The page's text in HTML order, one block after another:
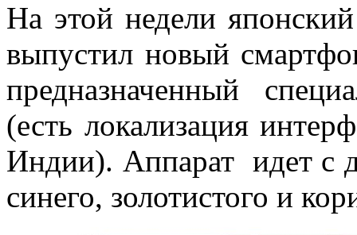
На этой недели
выпустил новый
предназначенный
(есть локализация
Индии). Аппарат идет с
синего, золотистого и